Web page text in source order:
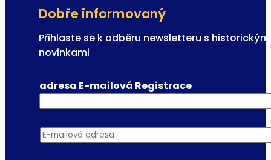
p
e
r
ě
j
i
š
t
Dobře informovaný
Přihlaste se k odběru newsletteru s
novinkami
adresa E-mailová Registrace
E-mailová adresa